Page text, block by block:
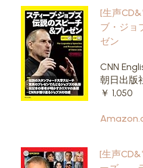
[生声
ブ・ジョ
ゼン
CNN
朝日出版
￥ 1,050
[生声